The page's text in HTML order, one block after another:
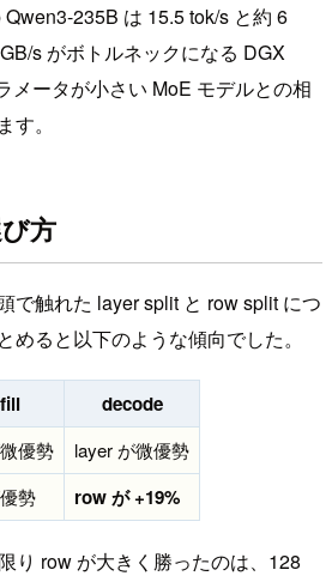
235B は 15.5 tok/s と約 6
s がボトルネックになる DGX
メータが小さい MoE モデルとの相
。
方
で触れた layer split と row split につ
めると以下のような傾向でした。
decode
優勢
layer が微優勢
勢 row が +19%
り row が大きく勝ったのは、128